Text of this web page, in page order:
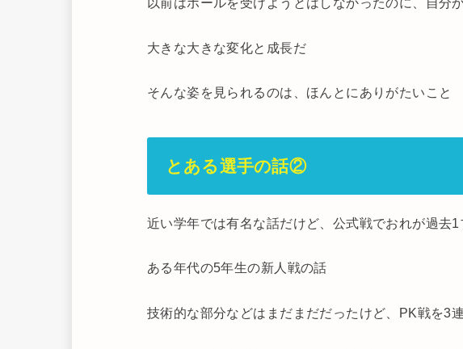
大きな大きな変化と成長だ
そんな姿を見られるのは、ほんとにありがたいこと
とある選手の話②
近い学年では有名な話だけど、公式戦でおれが過去
ある年代の5年生の新人戦の話
技術的な部分などはまだまだだったけど、PK戦を3